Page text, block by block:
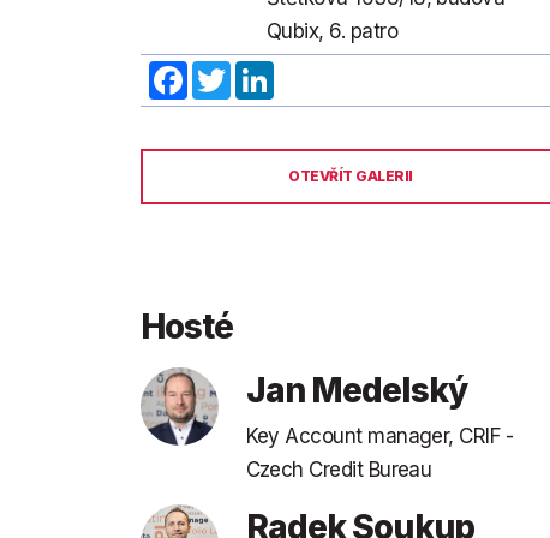
Qubix, 6. patro
Facebook
Twitter
OTEVŘÍT GALERII
Hosté
Jan Medelský
Key Account manager, CRIF -
Czech Credit Bureau
Radek Soukup